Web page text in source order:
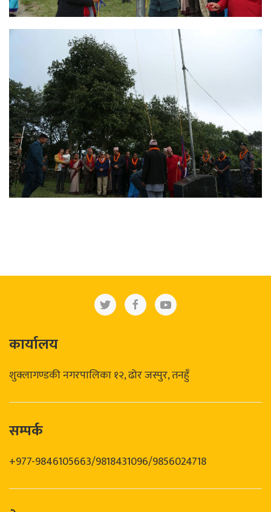
कार्यालय
शुक्लागण्डकी नगरपालिका १२, ढोर जस्पुर, तनहुँ
सम्पर्क
+977-9846105663/9818431096/9856024718